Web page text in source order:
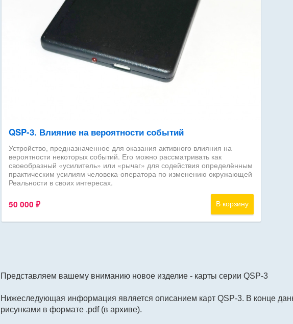
Представляем вашему вниманию новое изделие - карты серии QSP-3
Нижеследующая информация является описанием карт QSP-3. В конце
рисунками в формате .pdf (в архиве).